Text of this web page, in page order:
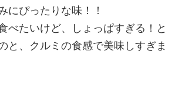
にぴったりな味！！
べたいけど、しょっぱすぎる！と
と、クルミの食感で美味しすぎま